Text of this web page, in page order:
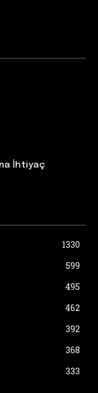
İhtiyaç
1330
599
495
462
392
368
333